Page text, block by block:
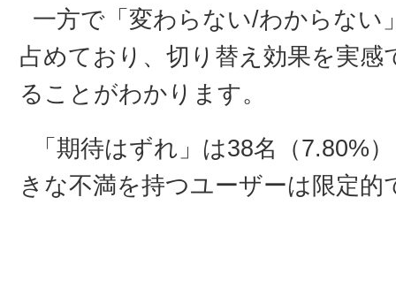
一方で「変わらない/わからない
占めており、切り替え効果を実
ることがわかります。
「期待はずれ」は38名（7.80%
きな不満を持つユーザーは限定的